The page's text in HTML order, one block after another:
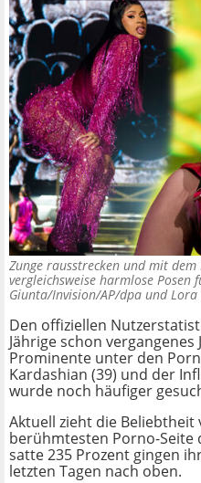
Zunge rausstrecken und mit
vergleichsweise harmlose
Giunta/Invision/AP/dpa und
Den offiziellen
Jährige schon
Prominente unter den
Kardashian (39) und der
wurde noch häufiger
Aktuell zieht die Beliebtheit
berühmtesten Porno-Seite
satte 235 Prozent gingen
letzten Tagen nach oben.